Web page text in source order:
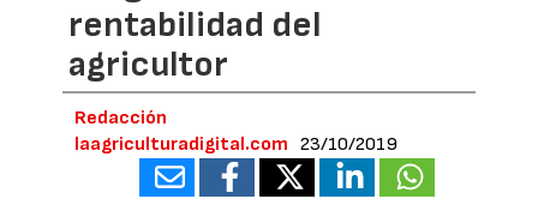
rentabilidad del
agricultor
Redacción
laagriculturadigital.com
23/10/2019